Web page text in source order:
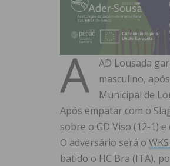
A
AD Lousada
masculino,
Municipal de
Após empatar com o
sobre o GD Viso (12-1)
O adversário será o
batido o HC Bra (ITA),